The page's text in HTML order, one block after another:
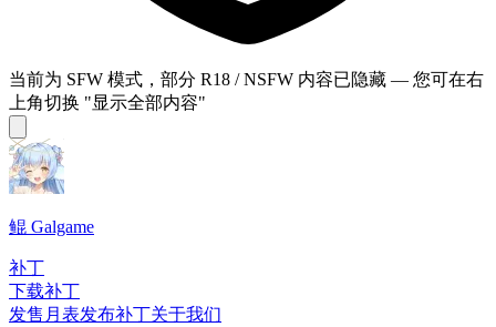
当前为 SFW 模式，部分 R18 / NSFW 内容已隐藏 — 您可在右
上角切换 "显示全部内容"
鲲 Galgame
补丁
下载补丁
发售月表发布补丁关于我们